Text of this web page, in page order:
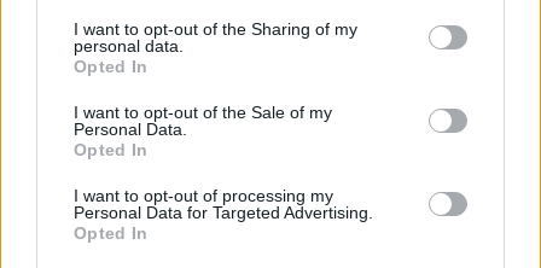
I want to opt-out of the Sharing of my
personal data.
Opted In
I want to opt-out of the Sale of my
Personal Data.
Opted In
I want to opt-out of processing my
Personal Data for Targeted Advertising.
Opted In
- Presretan sam zbog Marka, zbog njegove cijele
porodice, i svih ovih ljudi koji su došli dočekati
nekoliko dana da se sve posloži kako bih mogao
opisati ovaj osjećaj - kazao je Pavlović u izjavi za
Pavlović je otkrio malu tajnu o tome kako je uopšte